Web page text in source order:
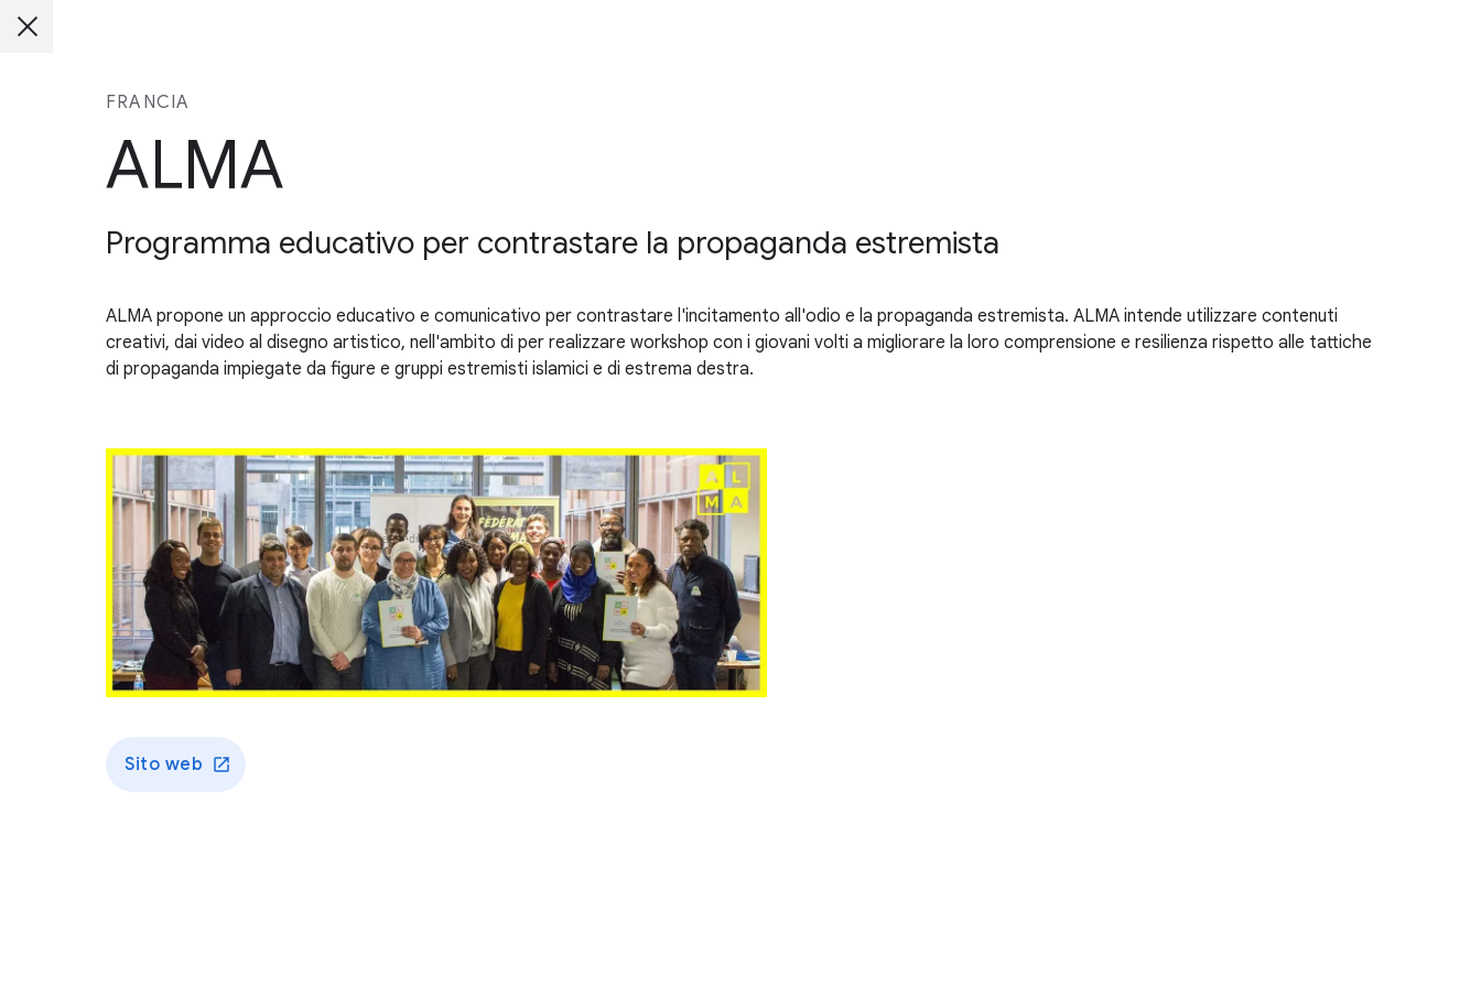
FRANCIA
ALMA
Programma educativo per contrastare la propaganda estremista
ALMA propone un approccio educativo e comunicativo per contrastare l'incitamento all'odio e la propaganda estremista. ALMA intende utilizzare contenuti
creativi, dai video al disegno artistico, nell'ambito di per realizzare workshop con i giovani volti a migliorare la loro comprensione e resilienza rispetto alle tattiche
di propaganda impiegate da figure e gruppi estremisti islamici e di estrema destra.
Sito web